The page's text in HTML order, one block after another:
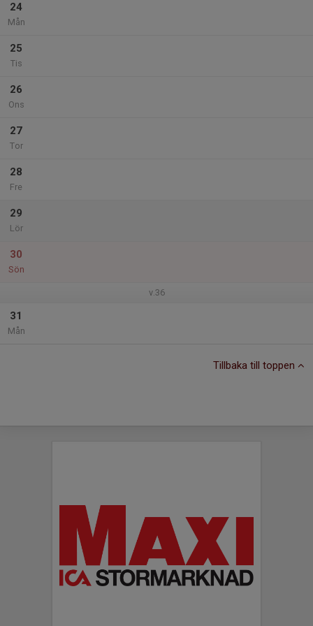
24
Mån
25
Tis
26
Ons
27
Tor
28
Fre
29
Lör
30
Sön
v.36
31
Mån
Tillbaka till toppen